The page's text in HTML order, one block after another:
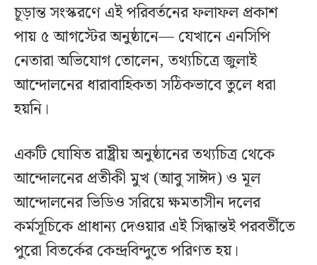
চূড়ান্ত সংস্করণে এই পরিবর্তনের ফলাফল প্রকাশ
পায় ৫ আগস্টের অনুষ্ঠানে— যেখানে এনসিপি
নেতারা অভিযোগ তোলেন, তথ্যচিত্রে জুলাই
আন্দোলনের ধারাবাহিকতা সঠিকভাবে তুলে ধরা
হয়নি।
একটি ঘোষিত রাষ্ট্রীয় অনুষ্ঠানের তথ্যচিত্র থেকে
আন্দোলনের প্রতীকী মুখ (আবু সাঈদ) ও মূল
আন্দোলনের ভিডিও সরিয়ে ক্ষমতাসীন দলের
কর্মসূচিকে প্রাধান্য দেওয়ার এই সিদ্ধান্তই পরবর্তীতে
পুরো বিতর্কের কেন্দ্রবিন্দুতে পরিণত হয়।